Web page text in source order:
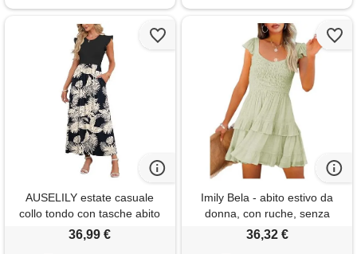
AUSELILY estate casuale
collo tondo con tasche abito
elegante increspature bordo
36,99 €
Imily Bela - abito estivo da
donna, con ruche, senza
maniche, mini abito, smerlato,
36,32 €